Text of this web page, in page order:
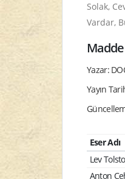
Solak,
Vardar,
Yazar:
Yayın
Eser Adı
Lev
Anton